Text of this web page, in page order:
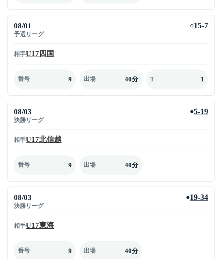
08/01
予選リーグ
○15-7
相手U17四国
番号 9 出場 40分 T 1
08/03
決勝リーグ
●5-19
相手U17北信越
番号 9 出場 40分
08/03
決勝リーグ
●19-34
相手U17東海
番号 9 出場 40分